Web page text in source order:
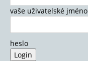
vaše uživatelské jméno
heslo